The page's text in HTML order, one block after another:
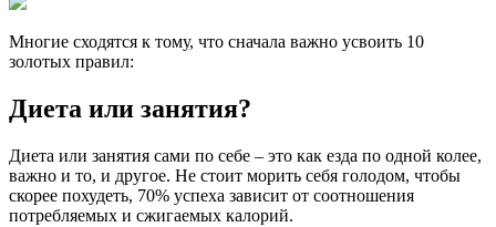
Многие сходятся к тому, что сначала важно усвоить 10
золотых правил:
Диета или занятия?
Диета или занятия сами по себе – это как езда по одной колее,
важно и то, и другое. Не стоит морить себя голодом, чтобы
скорее похудеть, 70% успеха зависит от соотношения
потребляемых и сжигаемых калорий.